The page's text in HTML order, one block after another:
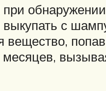
с
вещество,